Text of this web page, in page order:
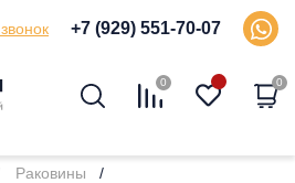
+7 (929) 551-70-07
0 0
Раковины